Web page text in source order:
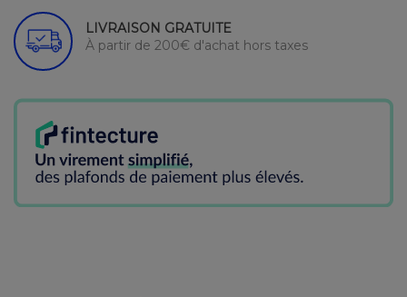
LIVRAISON GRATUITE
À partir de 200€ d'achat hors taxes